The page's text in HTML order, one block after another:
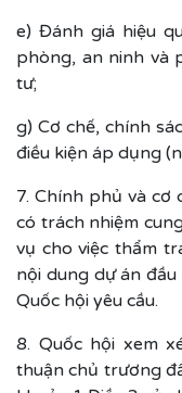
e) Đánh giá hiệu
phòng, an ninh và
tư;
g) Cơ chế, chính
điều kiện áp dụng
7. Chính phủ và cơ
có trách nhiệm
vụ cho việc thẩm
nội dung dự án
Quốc hội yêu cầu.
8. Quốc hội xem
thuận chủ trương